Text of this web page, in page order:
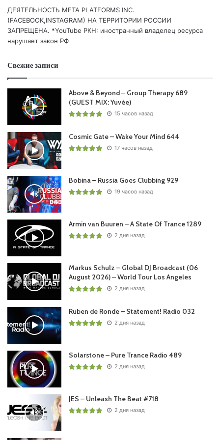
Пользовательская оценка:
ДЕЯТЕЛЬНОСТЬ МЕТА PLATFORMS INC.
(FACEBOOK,INSTAGRAM) НА ТЕРРИТОРИИ РОССИИ
ЗАПРЕЩЕНА. *YouTube РКН: иностранный владелец ресурса
нарушает закон РФ
Свежие записи
Above & Beyond – Group Therapy 689
(GUEST MIX: Yuvèe)
15 часов назад
Cosmic Gate – Wake Your Mind 644
17 часов назад
Bobina – Russia Goes Clubbing 929
19 часов назад
Armin van Buuren – A State Of Trance 1289
2 дня назад
Markus Schulz – Global DJ Broadcast (06
August 2026) – World Tour Los Angeles
2 дня назад
Ruben de Ronde – Statement! Radio 032
2 дня назад
Solarstone – Pure Trance Radio 489
2 дня назад
JES – Unleash The Beat #718
2 дня назад